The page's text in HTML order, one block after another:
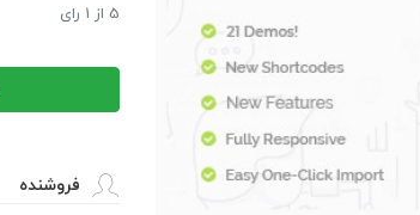
قالب وردپرس Start it
5 از 1 رای
فروشنده